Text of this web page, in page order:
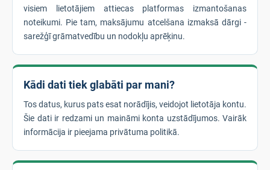
visiem lietotājiem attiecas platformas izmantošanas
noteikumi. Pie tam, maksājumu atcelšana izmaksā dārgi -
sarežģī grāmatvedību un nodokļu aprēķinu.
Kādi dati tiek glabāti par mani?
Tos datus, kurus pats esat norādījis, veidojot lietotāja kontu.
Šie dati ir redzami un maināmi konta uzstādījumos. Vairāk
informācija ir pieejama privātuma politikā.